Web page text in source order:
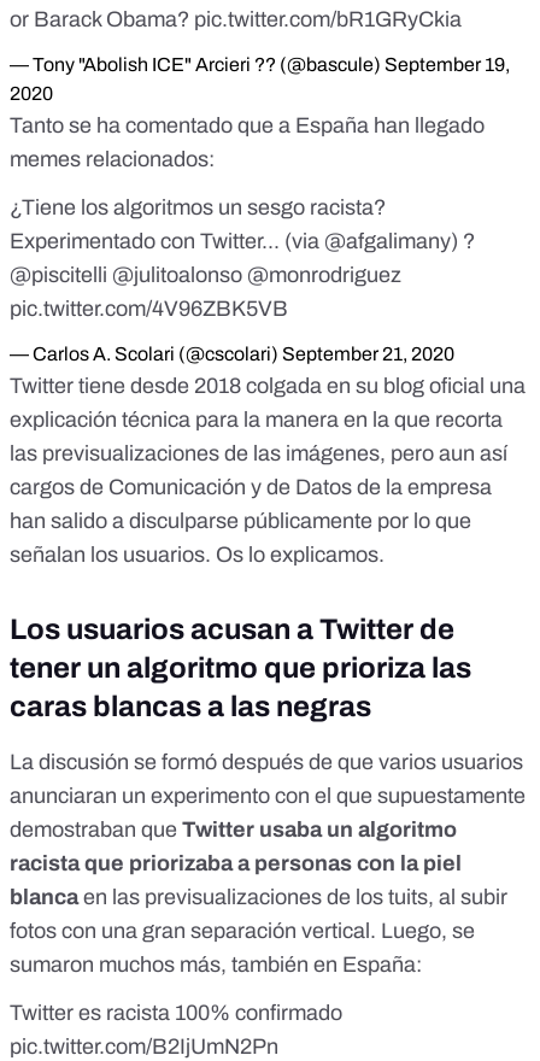
or Barack Obama? pic.twitter.com/bR1GRyCkia
— Tony "Abolish ICE" Arcieri ?? (@bascule) September 19,
2020
Tanto se ha comentado que a España han llegado
memes relacionados:
¿Tiene los algoritmos un sesgo racista?
Experimentado con Twitter... (via @afgalimany) ?
@piscitelli @julitoalonso @monrodriguez
pic.twitter.com/4V96ZBK5VB
— Carlos A. Scolari (@cscolari) September 21, 2020
Twitter tiene desde 2018 colgada en su blog oficial una
explicación técnica para la manera en la que recorta
las previsualizaciones de las imágenes, pero aun así
cargos de Comunicación y de Datos de la empresa
han salido a disculparse públicamente por lo que
señalan los usuarios. Os lo explicamos.
Los usuarios acusan a Twitter de
tener un algoritmo que prioriza las
caras blancas a las negras
La discusión se formó después de que varios usuarios
anunciaran un experimento con el que supuestamente
demostraban que Twitter usaba un algoritmo
racista que priorizaba a personas con la piel
blancaen las previsualizaciones de los tuits, al subir
fotos con una gran separación vertical. Luego, se
sumaron muchos más, también en España:
Twitter es racista 100% confirmado
pic.twitter.com/B2IjUmN2Pn